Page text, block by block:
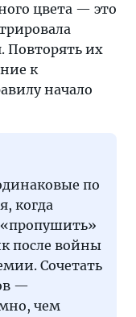
цвета — это
Повторять их
к
начало
по
когда
«пропушить»
после войны
Сочетать
—
чем